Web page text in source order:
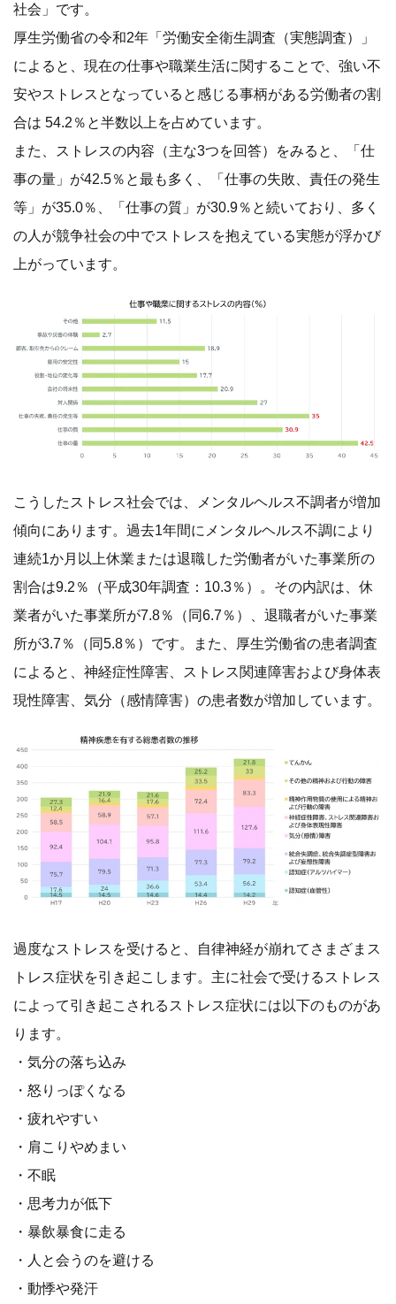
社会」です。
厚生労働省の令和2年「労働安全衛生調査（実態調査）」
によると、現在の仕事や職業生活に関することで、強い不
安やストレスとなっていると感じる事柄がある労働者の割
合は 54.2％と半数以上を占めています。
また、ストレスの内容（主な3つを回答）をみると、「仕
事の量」が42.5％と最も多く、「仕事の失敗、責任の発生
等」が35.0％、「仕事の質」が30.9％と続いており、多く
の人が競争社会の中でストレスを抱えている実態が浮かび
上がっています。
こうしたストレス社会では、メンタルヘルス不調者が増加
傾向にあります。過去1年間にメンタルヘルス不調により
連続1か月以上休業または退職した労働者がいた事業所の
割合は9.2％（平成30年調査：10.3％）。その内訳は、休
業者がいた事業所が7.8％（同6.7％）、退職者がいた事業
所が3.7％（同5.8％）です。また、厚生労働省の患者調査
によると、神経症性障害、ストレス関連障害および身体表
現性障害、気分（感情障害）の患者数が増加しています。
過度なストレスを受けると、自律神経が崩れてさまざまス
トレス症状を引き起こします。主に社会で受けるストレス
によって引き起こされるストレス症状には以下のものがあ
ります。
・気分の落ち込み
・怒りっぽくなる
・疲れやすい
・肩こりやめまい
・不眠
・思考力が低下
・暴飲暴食に走る
・人と会うのを避ける
・動悸や発汗